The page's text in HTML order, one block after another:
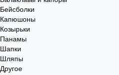
Бейсболки
Капюшоны
Козырьки
Панамы
Шапки
Шляпы
Другое